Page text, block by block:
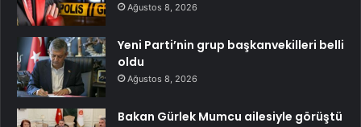
Ağustos 8, 2026
Yeni Parti’nin grup başkanvekilleri belli
oldu
Ağustos 8, 2026
Bakan Gürlek Mumcu ailesiyle görüştü